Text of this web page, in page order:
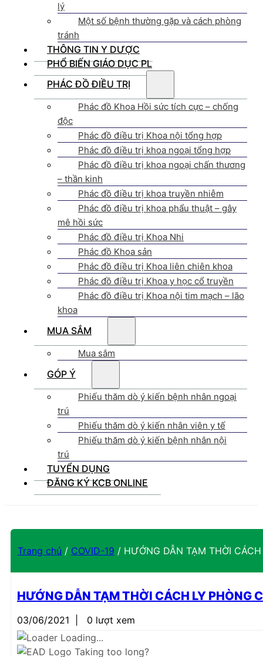
lý
Một số bệnh thường gặp và cách phòng
tránh
THÔNG TIN Y DƯỢC
PHỔ BIẾN GIÁO DỤC PL
PHÁC ĐỒ ĐIỀU TRỊ
Phác đồ Khoa Hồi sức tích cực – chống
độc
Phác đồ điều trị Khoa nội tổng hợp
Phác đồ điều trị khoa ngoại tổng hợp
Phác đồ điều trị khoa ngoại chấn thương
– thần kinh
Phác đồ điều trị khoa truyền nhiễm
Phác đồ điều trị khoa phẩu thuật – gây
mê hồi sức
Phác đồ điều trị Khoa Nhi
Phác đồ Khoa sản
Phác đồ điều trị Khoa liên chiên khoa
Phác đồ điều trị Khoa y học cổ truyền
Phác đồ điều trị Khoa nội tim mạch – lão
khoa
MUA SẮM
Mua sắm
GÓP Ý
Phiếu thăm dò ý kiến bệnh nhân ngoại
trú
Phiếu thăm dò ý kiến nhân viên y tế
Phiếu thăm dò ý kiến bệnh nhân nội
trú
TUYỂN DỤNG
ĐĂNG KÝ KCB ONLINE
Trang chủ / COVID-19 / HƯỚNG DẪN TẠM THỜI
HƯỚNG DẪN TẠM THỜI CÁCH LY
03/06/2021
0 lượt xem
Loading...
Taking too long?